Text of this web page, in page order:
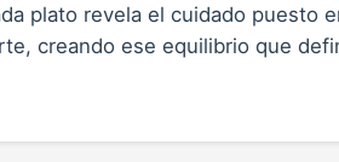
plato revela el cuidado puesto
creando ese equilibrio que